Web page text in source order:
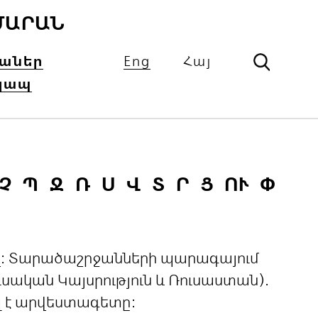
Eng Հայ
Չ Պ Ջ Ռ Ս Վ Տ Ր Ց ՈՒ Փ
Տարածաշրջանների պարագայում
Կայսրություն և Ռուսաստան).
է արվեստագետը: